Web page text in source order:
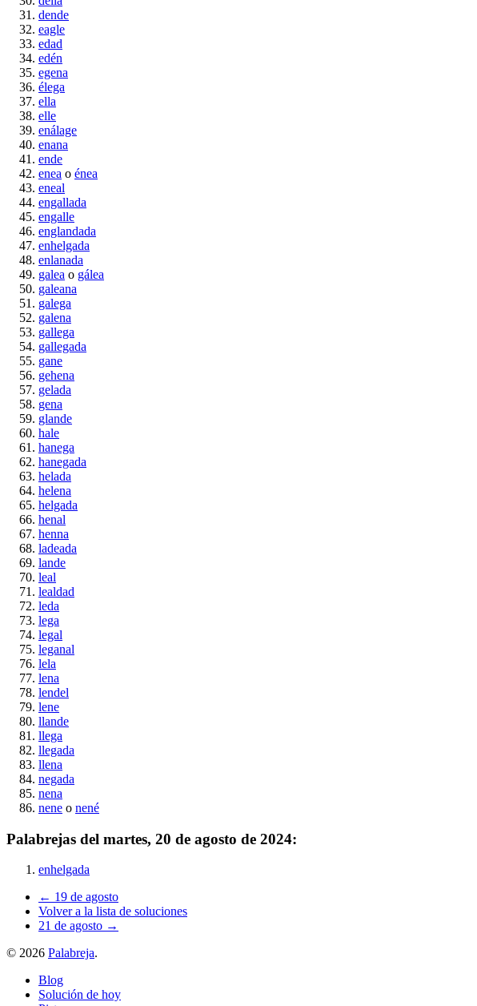
dende
eagle
edad
edén
egena
élega
ella
elle
enálage
enana
ende
enea o énea
eneal
engallada
engalle
englandada
enhelgada
enlanada
galea o gálea
galeana
galega
galena
gallega
gallegada
gane
gehena
gelada
gena
glande
hale
hanega
hanegada
helada
helena
helgada
henal
henna
ladeada
lande
leal
lealdad
leda
lega
legal
leganal
lela
lena
lendel
lene
llande
llega
llegada
llena
negada
nena
nene o nené
Palabrejas del martes, 20 de agosto de 2024:
enhelgada
← 19 de agosto
Volver a la lista de soluciones
21 de agosto →
© 2026 Palabreja.
Blog
Solución de hoy